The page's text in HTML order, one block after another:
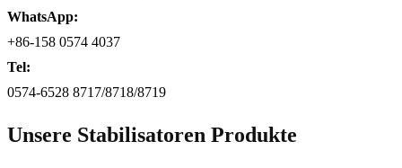
WhatsApp:
+86-158 0574 4037
Tel:
0574-6528 8717/8718/8719
Unsere Stabilisatoren Produkte